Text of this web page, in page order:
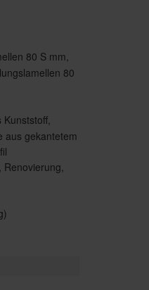
80 S mm,
80
aus gekantetem
Renovierung,